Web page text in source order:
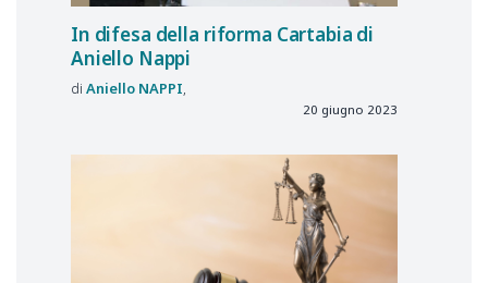
In difesa della riforma Cartabia di
Aniello Nappi
Aniello NAPPI
20 giugno 2023